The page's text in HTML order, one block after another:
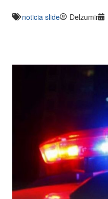
noticia slide Delzumir